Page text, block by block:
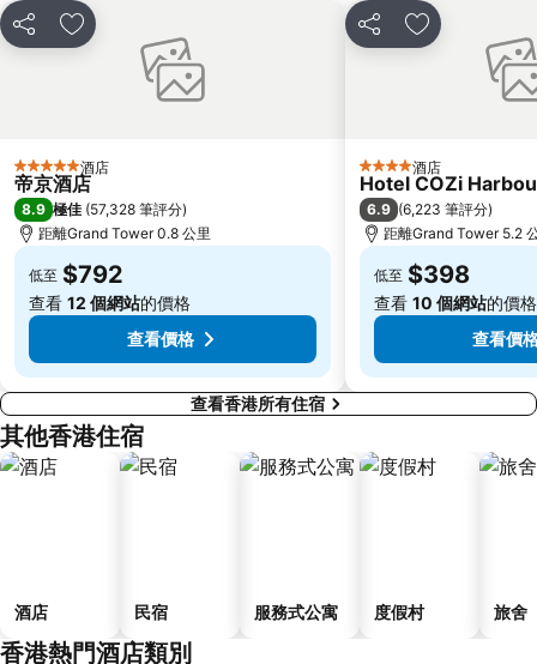
Sheung Wan Metro Station
Tsing Yi Metro Station
寶安區
Causeway Bay Metro Station
深圳野生動物園
大梅沙海濱公園
皇崗口岸
Lamma Island
香港屯門
Tin Hau Metro Station
九龍塘
金銀島酒店站
分享 放到收藏夾
5 星級 酒店
帝京酒店
8.9 極佳 (57,328 筆評分)
距離Grand Tower 0.8 公里
低至 $792
查看 12 個網站的價格
查看價格
分享 放到收藏夾
4 星級 酒店
Hotel COZi
6.9 (6,223 筆評分)
距離Grand Tower 5.2
低至 $398
查看 10 個網站的價格
查看價
查看香港所有住宿
其他香港住宿
酒店 民宿 服務式公寓 度假村 旅舍
香港熱門酒店類別